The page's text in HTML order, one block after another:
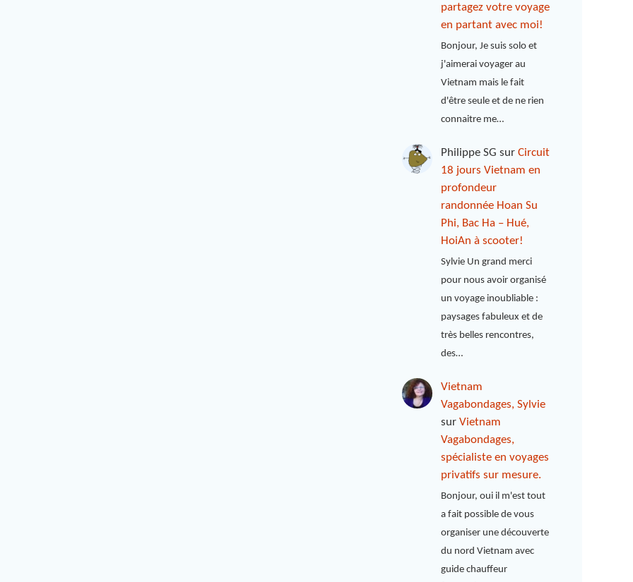
partagez votre voyage
en partant avec moi!
Bonjour, Je suis solo et
j'aimerai voyager au
Vietnam mais le fait
d'être seule et de ne rien
connaitre me…
Philippe SG surCircuit
18 jours Vietnam en
profondeur
randonnée Hoan Su
Phi, Bac Ha – Hué,
HoiAn à scooter!
Sylvie Un grand merci
pour nous avoir organisé
un voyage inoubliable :
paysages fabuleux et de
très belles rencontres,
des…
Vietnam
Vagabondages, Sylvie
surVietnam
Vagabondages,
spécialiste en voyages
privatifs sur mesure.
Bonjour, oui il m'est tout
a fait possible de vous
organiser une découverte
du nord Vietnam avec
guide chauffeur